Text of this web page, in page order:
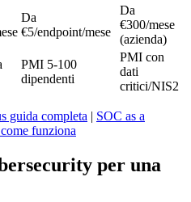
Da
€5/endpoint/mese
Da
€300/mese
(azienda)
PMI 5-100
dipendenti
PMI con
dati
critici/NIS2
guida completa | SOC as a
funziona
per una